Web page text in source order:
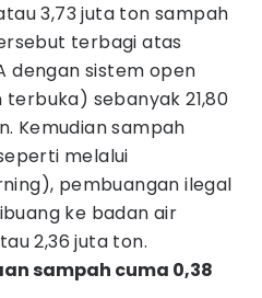
3,73 juta ton sampah
terbagi atas
dengan sistem open
sebanyak 21,80
Kemudian sampah
melalui
pembuangan ilegal
ke badan air
2,36 juta ton.
sampah cuma 0,38